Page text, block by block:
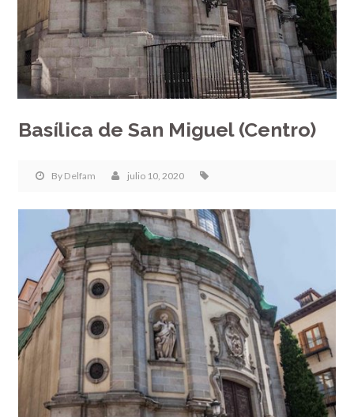
Basílica de San Miguel (Centro)
By Delfam julio 10, 2020